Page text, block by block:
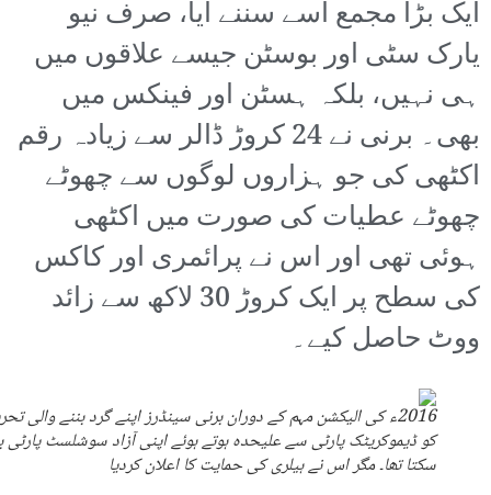
ایک بڑا مجمع اسے سننے آیا، صرف نیو
یارک سٹی اور بوسٹن جیسے علاقوں میں
ہی نہیں، بلکہ ہسٹن اور فینکس میں
بھی۔ برنی نے 24 کروڑ ڈالر سے زیادہ رقم
اکٹھی کی جو ہزاروں لوگوں سے چھوٹے
چھوٹے عطیات کی صورت میں اکٹھی
ہوئی تھی اور اس نے پرائمری اور کاکس
کی سطح پر ایک کروڑ 30 لاکھ سے زائد
ووٹ حاصل کیے۔
2016ء کی الیکشن مہم کے دوران برنی سینڈرز اپنے گرد بننے والی
کو ڈیموکریٹک پارٹی سے علیحدہ ہوتے ہوئے اپنی آزاد سوشلسٹ پارٹی
سکتا تھا۔ مگر اس نے ہیلری کی حمایت کا اعلان کردیا